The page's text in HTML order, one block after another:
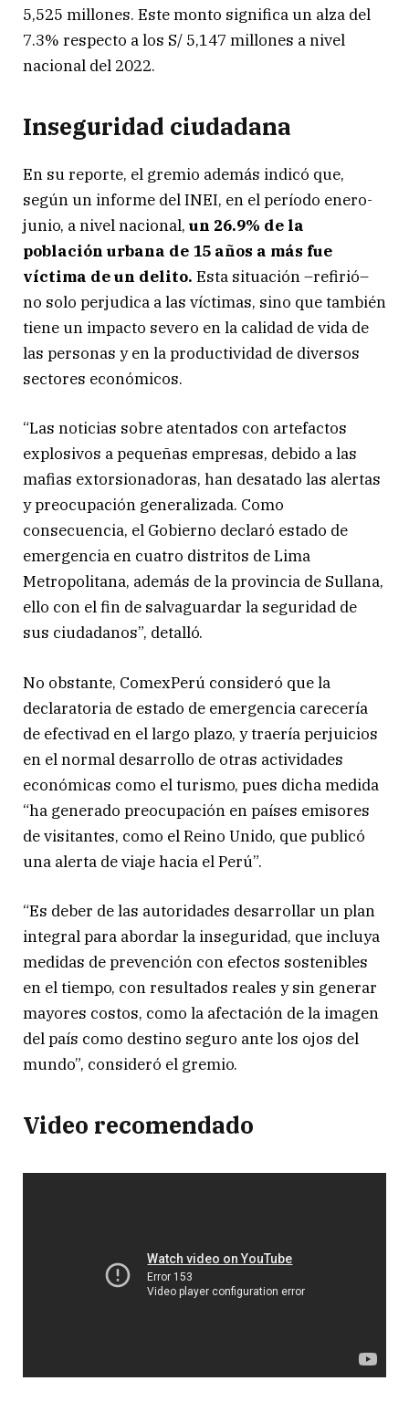
5,525 millones. Este monto significa un alza del
7.3% respecto a los S/ 5,147 millones a nivel
nacional del 2022.
Inseguridad ciudadana
En su reporte, el gremio además indicó que,
según un informe del INEI, en el período enero-
junio, a nivel nacional, un 26.9% de la
población urbana de 15 años a más fue
víctima de un delito. Esta situación –refirió–
no solo perjudica a las víctimas, sino que también
tiene un impacto severo en la calidad de vida de
las personas y en la productividad de diversos
sectores económicos.
“Las noticias sobre atentados con artefactos
explosivos a pequeñas empresas, debido a las
mafias extorsionadoras, han desatado las alertas
y preocupación generalizada. Como
consecuencia, el Gobierno declaró estado de
emergencia en cuatro distritos de Lima
Metropolitana, además de la provincia de Sullana,
ello con el fin de salvaguardar la seguridad de
sus ciudadanos”, detalló.
No obstante, ComexPerú consideró que la
declaratoria de estado de emergencia carecería
de efectivad en el largo plazo, y traería perjuicios
en el normal desarrollo de otras actividades
económicas como el turismo, pues dicha medida
“ha generado preocupación en países emisores
de visitantes, como el Reino Unido, que publicó
una alerta de viaje hacia el Perú”.
“Es deber de las autoridades desarrollar un plan
integral para abordar la inseguridad, que incluya
medidas de prevención con efectos sostenibles
en el tiempo, con resultados reales y sin generar
mayores costos, como la afectación de la imagen
del país como destino seguro ante los ojos del
mundo”, consideró el gremio.
Video recomendado